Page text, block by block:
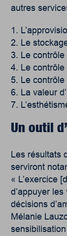
autres
Le
Le contrôle
Le contrôle
Le
La valeur
Un outil
Les résultats
serviront
« L’exercice
d’appuyer
décisions
Mélanie